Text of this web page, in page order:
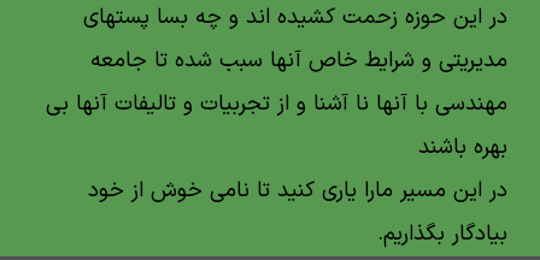
در این حوزه زحمت کشیده اند و چه بسا پستهای
مدیریتی و شرایط خاص آنها سبب شده تا جامعه
مهندسی با آنها نا آشنا و از تجربیات و تالیفات آنها بی
بهره باشند
در این مسیر مارا یاری کنید تا نامی خوش از خود
بیادگار بگذاریم.